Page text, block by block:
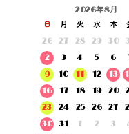
2026年8月
日 月 火 水 木
26
27 28 29 30
2
3 4 5 6
9
10 11 12 13
16
17 18 19 20
23
24 25 26 27
30
31 1 2 3